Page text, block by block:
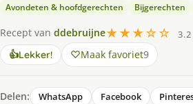
Avondeten & hoofdgerechten Bijgerechten
Recept van ddebruijne★★★☆☆
👍Lekker! Maak favoriet9
Delen: WhatsApp Facebook